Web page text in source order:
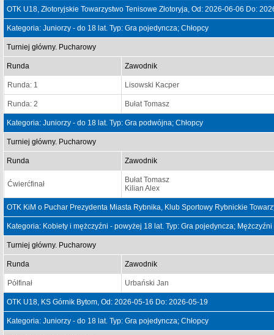
OTK U18, Złotoryjskie Towarzystwo Tenisowe Złotoryja, Od: 2026-06-06 Do:
Kategoria: Juniorzy - do 18 lat. Typ: Gra pojedyncza; Chłopcy
Turniej główny. Pucharowy
Runda Zawodnik
Runda: 1 Lisowski Kacper
Runda: 2 Bułat Tomasz
Kategoria: Juniorzy - do 18 lat. Typ: Gra podwójna; Chłopcy
Turniej główny. Pucharowy
Runda Zawodnik
Ćwierćfinał
Bułat Tomasz
Kilian Alex
OTK KiM o Puchar Prezydenta Miasta Rybnika, Klub Sportowy Rybnickie
Kategoria: Kobiety i mężczyźni - powyżej 18 lat. Typ: Gra pojedyncza; Mężczyźni
Turniej główny. Pucharowy
Runda Zawodnik
Półfinał Urbański Jan
OTK U18, KS Górnik Bytom, Od: 2026-05-16 Do: 2026-05-19
Kategoria: Juniorzy - do 18 lat. Typ: Gra pojedyncza; Chłopcy